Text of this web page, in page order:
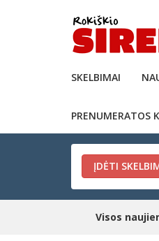
SKELBIMAI
PRENUMERATOS
ĮDĖTI
Visos